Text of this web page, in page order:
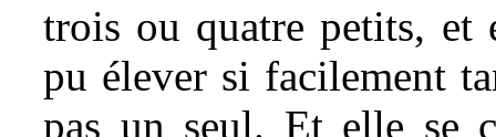
trois ou quatre petits, et
pu élever si facilement
pas un seul. Et elle se